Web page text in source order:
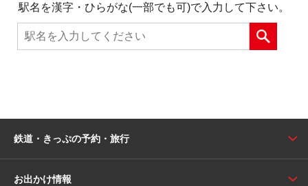
駅名を漢字・ひらがな(一部でも可)で入力して下さい。
鉄道・きっぷの予約・旅行
お出かけ情報